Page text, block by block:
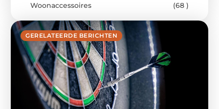
GERELATEERDE BERICHTEN
Woonaccessoires
(68 )